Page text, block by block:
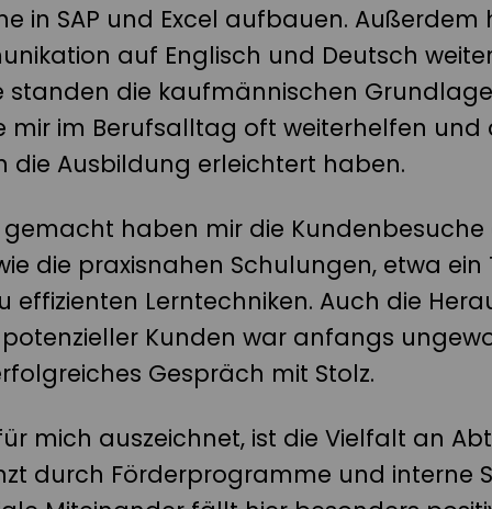
in SAP und Excel aufbauen.
auf Englisch und Deutsch
standen die kaufmännischen
mir im Berufsalltag oft weiterhelfen und
die Ausbildung erleichtert haben.
gemacht haben mir die
die praxisnahen Schulungen, etwa
effizienten Lerntechniken. Auch die
Kunden war anfangs
Gespräch mit Stolz.
mich auszeichnet, ist die Vielfalt an
durch Förderprogramme und interne